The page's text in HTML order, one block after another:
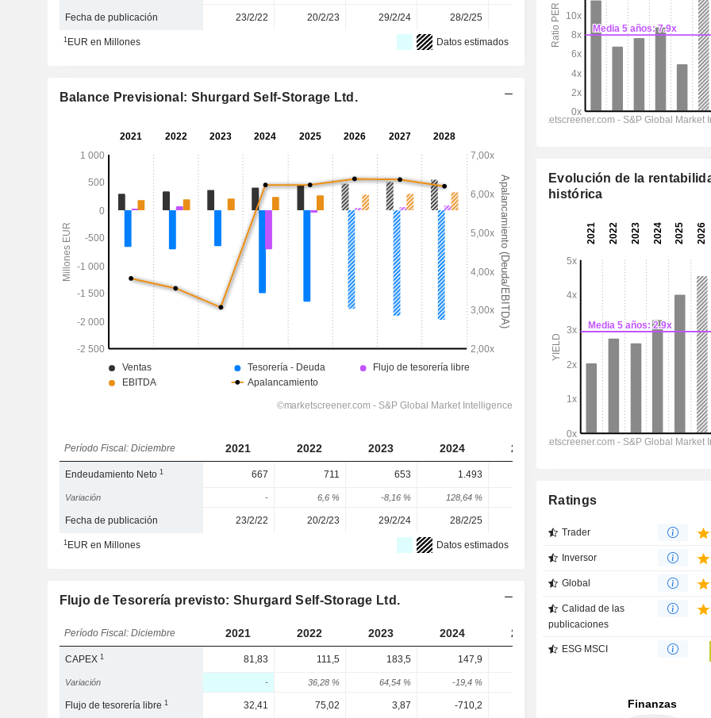
Fecha de publicación 23/2/22 20/2/23 29/2/24 28/2/25 26/2/26
1EUR en Millones Datos estimados
Balance Previsional: Shurgard Self-Storage Ltd.
Período Fiscal: Diciembre 2021 2022 2023 2024 2025 2026 2027
Endeudamiento Neto1 667 711 653 1.493
Variación - 6,6 % -8,16 % 128,64 % 10,85 %
Fecha de publicación 23/2/22 20/2/23 29/2/24 28/2/25
1EUR en Millones Datos estimados
Flujo de Tesorería previsto: Shurgard Self-Storage Ltd.
Período Fiscal: Diciembre 2021 2022 2023 2024 2025
CAPEX1 81,83 111,5 183,5 147,9
Variación - 36,28 % 64,54 % -19,4 %
Flujo de tesorería libre1 32,41 75,02 3,87 -710,2
Evolución de la
histórica
Ratings
Trader
Inversor
Global
Calidad de las
publicaciones
ESG MSCI